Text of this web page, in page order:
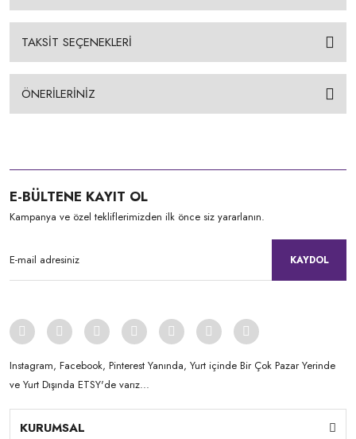
TAKSİT SEÇENEKLERİ
ÖNERİLERİNİZ
E-BÜLTENE KAYIT OL
Kampanya ve özel tekliflerimizden ilk önce siz yararlanın.
KAYDOL
Instagram, Facebook, Pinterest Yanında, Yurt içinde Bir Çok Pazar Yerinde
ve Yurt Dışında ETSY'de varız...
KURUMSAL